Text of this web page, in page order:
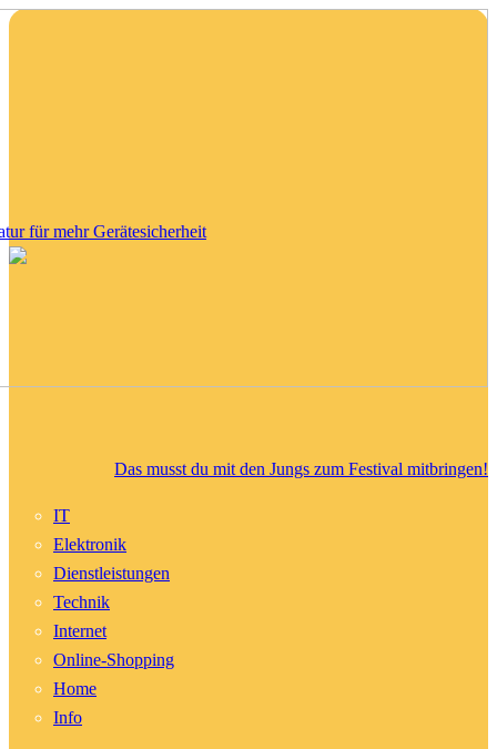
für mehr Gerätesicherheit
Das musst du mit den Jungs zum Festival mitbringen!
IT
Elektronik
Dienstleistungen
Technik
Internet
Online-Shopping
Home
Info